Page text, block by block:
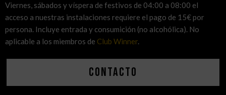
Viernes, sábados y víspera de festivos de 04:00 a 08:00 el
acceso a nuestras instalaciones requiere el pago de 15€ por
persona. Incluye entrada y consumición (no alcohólica). No
aplicable a los miembros de Club Winner.
Contacto